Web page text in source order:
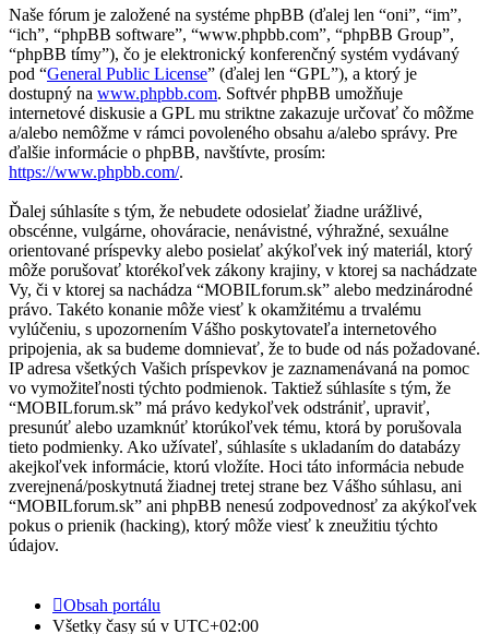
Naše fórum je založené na systéme phpBB (ďalej len “oni”, “im”,
“ich”, “phpBB software”, “www.phpbb.com”, “phpBB Group”,
“phpBB tímy”), čo je elektronický konferenčný systém vydávaný
pod “General Public License” (ďalej len “GPL”), a ktorý je
dostupný na www.phpbb.com. Softvér phpBB umožňuje
internetové diskusie a GPL mu striktne zakazuje určovať čo môžme
a/alebo nemôžme v rámci povoleného obsahu a/alebo správy. Pre
ďalšie informácie o phpBB, navštívte, prosím:
https://www.phpbb.com/.
Ďalej súhlasíte s tým, že nebudete odosielať žiadne urážlivé,
obscénne, vulgárne, ohováracie, nenávistné, výhražné, sexuálne
orientované príspevky alebo posielať akýkoľvek iný materiál, ktorý
môže porušovať ktorékoľvek zákony krajiny, v ktorej sa nachádzate
Vy, či v ktorej sa nachádza “MOBILforum.sk” alebo medzinárodné
právo. Takéto konanie môže viesť k okamžitému a trvalému
vylúčeniu, s upozornením Vášho poskytovateľa internetového
pripojenia, ak sa budeme domnievať, že to bude od nás požadované.
IP adresa všetkých Vašich príspevkov je zaznamenávaná na pomoc
vo vymožiteľnosti týchto podmienok. Taktiež súhlasíte s tým, že
“MOBILforum.sk” má právo kedykoľvek odstrániť, upraviť,
presunúť alebo uzamknúť ktorúkoľvek tému, ktorá by porušovala
tieto podmienky. Ako užívateľ, súhlasíte s ukladaním do databázy
akejkoľvek informácie, ktorú vložíte. Hoci táto informácia nebude
zverejnená/poskytnutá žiadnej tretej strane bez Vášho súhlasu, ani
“MOBILforum.sk” ani phpBB nenesú zodpovednosť za akýkoľvek
pokus o prienik (hacking), ktorý môže viesť k zneužitiu týchto
údajov.
Obsah portálu
Všetky časy sú v UTC+02:00